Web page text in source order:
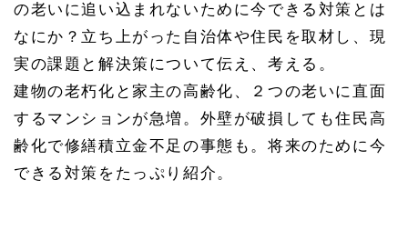
の老いに追い込まれないために今できる対策とは
なにか？立ち上がった自治体や住民を取材し、現
実の課題と解決策について伝え、考える。
建物の老朽化と家主の高齢化、２つの老いに直面
するマンションが急増。外壁が破損しても住民高
齢化で修繕積立金不足の事態も。将来のために今
できる対策をたっぷり紹介。